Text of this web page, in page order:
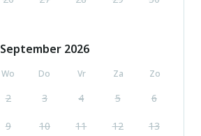
September 2026
Wo Do Vr Za Zo
2 3 4 5 6
9 10 11 12 13